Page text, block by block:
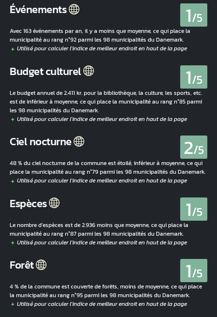
Événements 1/5
Avec 163 événements par an, il y a moins que moyenne, ce qui place la
municipalité au rang n°92 parmi les 98 municipalités du Danemark.
Budget culturel 1/5
Le budget annuel de 2.411 kr. pour la bibliothèque, la culture, les sports, etc.
est de inférieur à moyenne, ce qui place la municipalité au rang n°85 parmi
les 98 municipalités du Danemark.
Ciel nocturne 2/5
48 % du ciel nocturne de la commune est étoilé, inférieur à moyenne, ce qui
place la municipalité au rang n°79 parmi les 98 municipalités du Danemark.
Espèces 1/5
Le nombre d'espèces est de 2.936 moins que moyenne, ce qui place la
municipalité au rang n°87 parmi les 98 municipalités du Danemark.
Forêt 1/5
4 % de la commune est couverte de forêts, moins de moyenne, ce qui place
la municipalité au rang n°95 parmi les 98 municipalités du Danemark.